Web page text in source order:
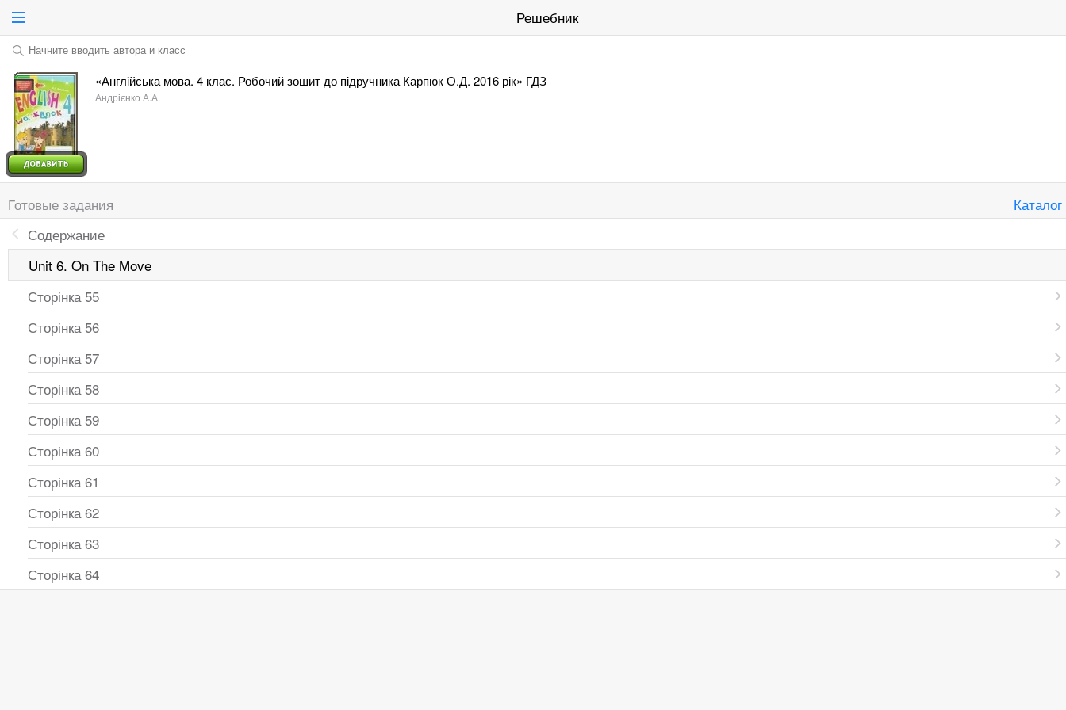
Решебник
Начните вводить автора и класс
«Англiйська мова. 4 клас. Робочий зошит до підручника Карпюк О.Д. 2016 рік» ГДЗ
Андрієнко А.А.
Готовые задания
Каталог
Содержание
Unit 6. On The Move
Сторінка 55
Сторінка 56
Сторінка 57
Сторінка 58
Сторінка 59
Сторінка 60
Сторінка 61
Сторінка 62
Сторінка 63
Сторінка 64